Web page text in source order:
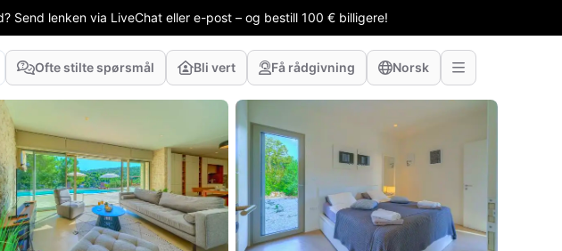
Send lenken via LiveChat eller e-post – og bestill 100 € billigere!
Ofte stilte spørsmål Bli vert Få rådgivning Norsk